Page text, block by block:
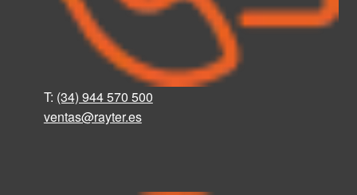
T: (34) 944 570 500
ventas@rayter.es